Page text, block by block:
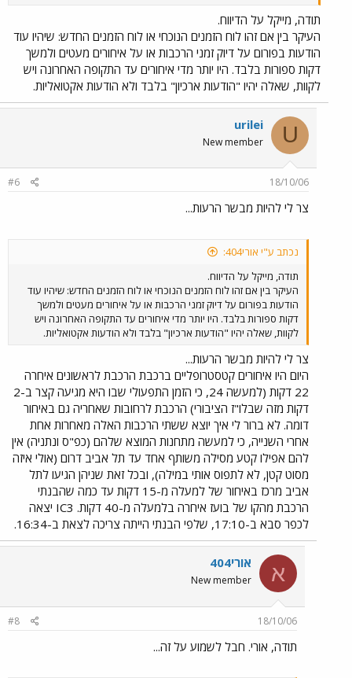
תודה, מייקל על הדיווח.
העיקר בין אם זהו לוח הזמנים הנוכחי או לוח הזמנים החדש: שיהיו עוד
הודעות בפורום על דיוק זמני הרכבות או על איחורים מעטים ולמשך
דקות ספורות בלבד. היו יותר מדי איחורים עד התקופה האחרונה ויש
לקוות, שאלה יהיו "הודעות ארכיון" בלבד ולא הודעות אקטואליות.
U
urilei
New member
18/10/06
#6
צר לי להיות מבשר הרעות...
נכתב ע"י אורי404:
תודה, מייקל על הדיווח.
העיקר בין אם זהו לוח הזמנים הנוכחי או לוח הזמנים החדש: שיהיו עוד
הודעות בפורום על דיוק זמני הרכבות או על איחורים מעטים ולמשך
דקות ספורות בלבד. היו יותר מדי איחורים עד התקופה האחרונה ויש
לקוות, שאלה יהיו "הודעות ארכיון" בלבד ולא הודעות אקטואליות.
צר לי להיות מבשר הרעות...
היום היו איחורים קטסטרופליים ברכבת הרכבת לראשונים איחרה
22 דקות (למעשה 24, כי הזמן התפעולי שבו היא מגיעה קצר ב-2
דקות מזה שבלו"ז הציבורי) הרכבת לרחובות שאחריה גם באיחור
דומה. לא ברור לי איך יוצא ששתי הרכבות האלה מאחרות אחת
אחרי השנייה, כי למעשה מתחנות המוצא שלהם (כפ"ס ונתניה) אין
להם אפילו קטע מסילה משותף אחד עד תל אביב דרום (אולי איזה
מסוט קטן, לא לתפוס אותי במילה), ובכל זאת שניהן הגיעו לתל
אביב מרכז באיחור של למעלה מ-15 דקות עד כמה שהבנתי
הרכבת מהקו של בועז איחרה בלמעלה מ-40 דקות. IC3 יצאה
לכפר סבא ב-17:10, שלפי הבנתי הייתה צריכה לצאת ב-16:34.
א אורי404
New member
18/10/06
#8
תודה, אורי. חבל לשמוע על זה...